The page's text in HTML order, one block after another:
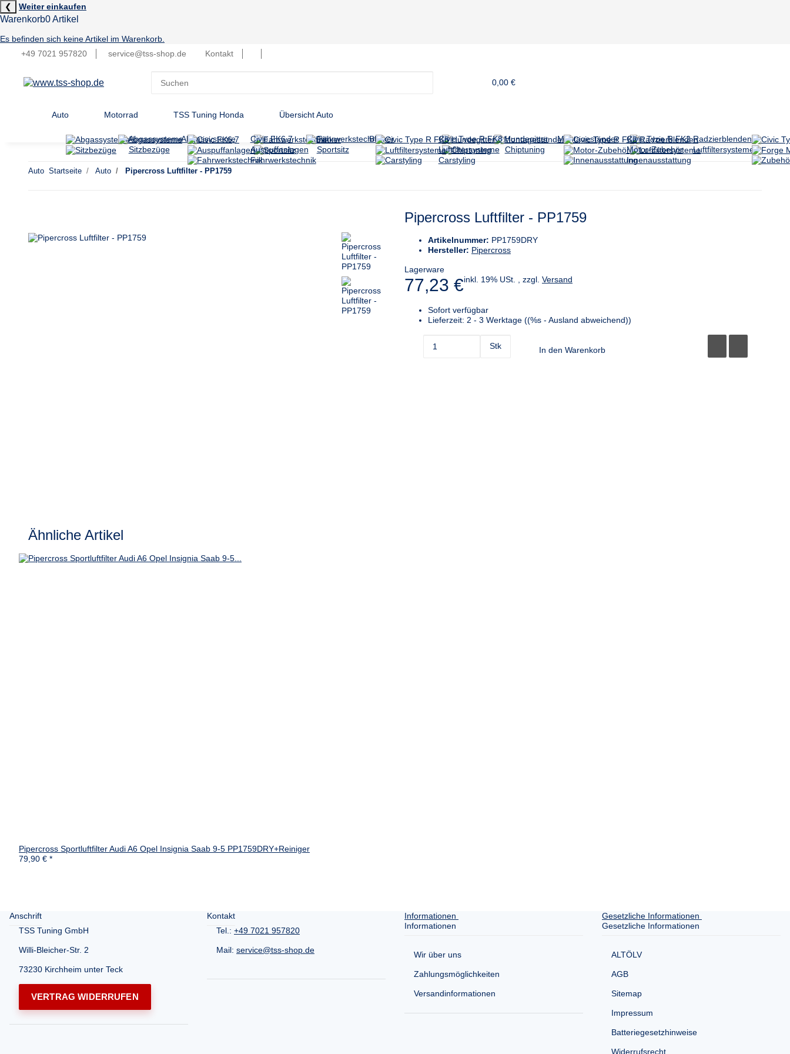
❮ Weiter einkaufen
Warenkorb0 Artikel
Es befinden sich keine Artikel im Warenkorb.
+49 7021 957820
service@tss-shop.de Kontakt
0,00 €
Auto
Abgassysteme Fahrwerkstechnik Hundegitter
Radzierblenden
Sitzbezüge
Sportsitz Chiptuning Luftfiltersysteme
Motorrad
Abgassysteme Blinker Montageständer
TSS Tuning Honda
Civic FK6,7 Civic Type R FK8
Civic Type R FK2
Auspuffanlagen
Luftfiltersysteme
Motor-Zubehör
Fahrwerkstechnik
Carstyling Innenausstattung
Übersicht Auto
Auto Startseite Auto Pipercross Luftfilter - PP1759
Pipercross Luftfilter - PP1759
Artikelnummer: PP1759DRY
Hersteller: Pipercross
Lagerware
77,23 €inkl. 19% USt. , zzgl. Versand
Sofort verfügbar
Lieferzeit: 2 - 3 Werktage ((%s - Ausland abweichend))
Stk In den Warenkorb
Ähnliche Artikel
Pipercross Sportluftfilter Audi A6 Opel Insignia Saab 9-5 PP1759DRY+Reiniger
79,90 € *
Anschrift
TSS Tuning GmbH
Willi-Bleicher-Str. 2
73230 Kirchheim unter Teck
VERTRAG WIDERRUFEN
Kontakt
Tel.: +49 7021 957820
Mail: service@tss-shop.de
Informationen
Informationen
Wir über uns
Zahlungsmöglichkeiten
Versandinformationen
Gesetzliche Informationen
Gesetzliche Informationen
ALTÖLV
AGB
Sitemap
Impressum
Batteriegesetzhinweise
Widerrufsrecht